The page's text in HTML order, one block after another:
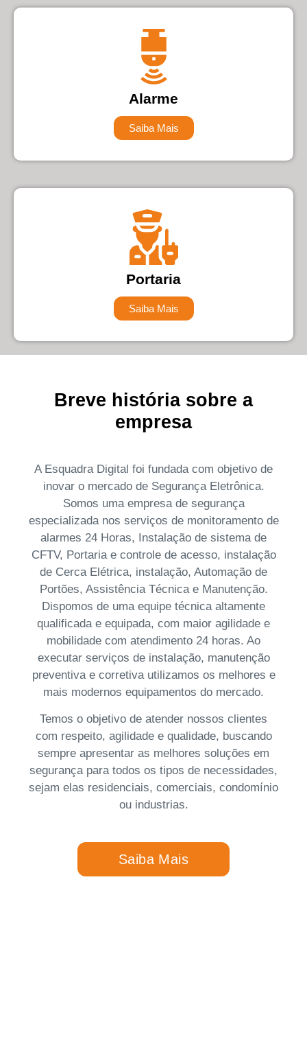
Alarme
Saiba Mais
Portaria
Saiba Mais
Breve história sobre a
empresa
A Esquadra Digital foi fundada com objetivo de
inovar o mercado de Segurança Eletrônica.
Somos uma empresa de segurança
especializada nos serviços de monitoramento de
alarmes 24 Horas, Instalação de sistema de
CFTV, Portaria e controle de acesso, instalação
de Cerca Elétrica, instalação, Automação de
Portões, Assistência Técnica e Manutenção.
Dispomos de uma equipe técnica altamente
qualificada e equipada, com maior agilidade e
mobilidade com atendimento 24 horas. Ao
executar serviços de instalação, manutenção
preventiva e corretiva utilizamos os melhores e
mais modernos equipamentos do mercado.
Temos o objetivo de atender nossos clientes
com respeito, agilidade e qualidade, buscando
sempre apresentar as melhores soluções em
segurança para todos os tipos de necessidades,
sejam elas residenciais, comerciais, condomínio
ou industrias.
Saiba Mais